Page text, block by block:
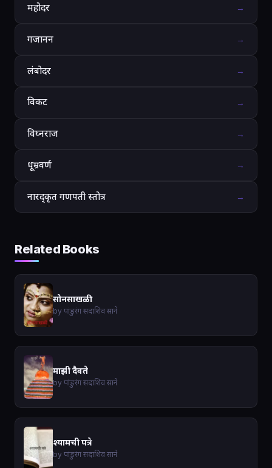
महोदर →
गजानन →
लंबोदर →
विकट →
विघ्नराज →
धूम्रवर्ण →
नारद्कृत गणपती स्तोत्र →
Related Books
सोनसाखळी
by पांडुरंग सदाशिव साने
माझी दैवते
by पांडुरंग सदाशिव साने
श्यामची पत्रे
by पांडुरंग सदाशिव साने